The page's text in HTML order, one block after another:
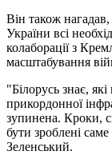
Він також
України всі
колаборації з
масштабування
"Білорусь знає,
прикордонної
зупинена. Кроки,
бути зроблені
Зеленський.